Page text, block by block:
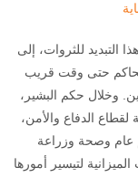
حتى وقت قريب
وخلال حكم البشير،
الحكومة لقطاع الدفاع والأمن،
عام وصحة وزراعة
من نفقات الميزانية لتيسير أمورها